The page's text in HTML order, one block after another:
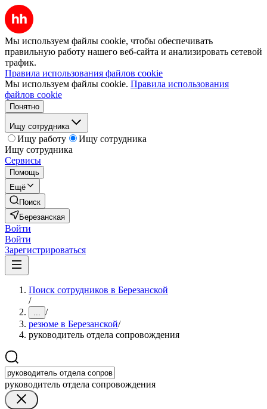
Мы используем файлы cookie, чтобы обеспечивать
правильную работу нашего веб-сайта и анализировать сетевой
трафик.
Правила использования файлов cookie
Мы используем файлы cookie. Правила использования
файлов cookie
Понятно
Ищу сотрудника
Ищу работу
Ищу сотрудника
Ищу сотрудника
Сервисы
Помощь
Ещё
Поиск
Березанская
Войти
Войти
Зарегистрироваться
Поиск сотрудников в Березанской
/
... /
резюме в Березанской/
руководитель отдела сопровождения
руководитель отдела сопровождения